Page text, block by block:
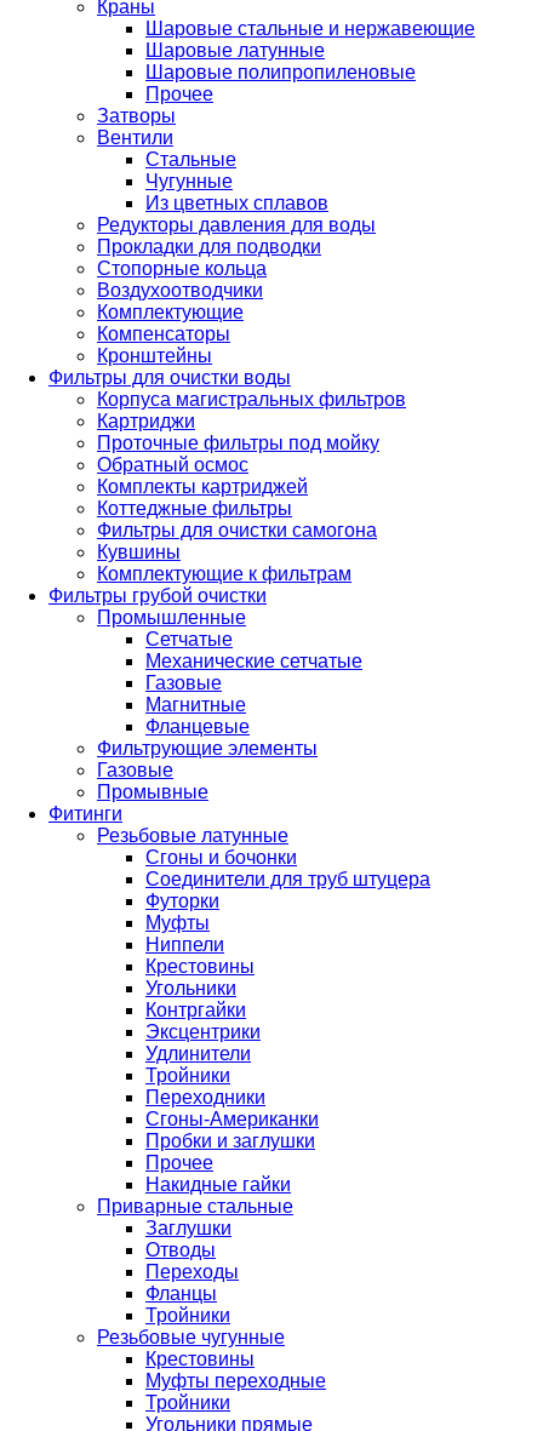
Краны
Шаровые стальные и нержавеющие
Шаровые латунные
Шаровые полипропиленовые
Прочее
Затворы
Вентили
Стальные
Чугунные
Из цветных сплавов
Редукторы давления для воды
Прокладки для подводки
Стопорные кольца
Воздухоотводчики
Комплектующие
Компенсаторы
Кронштейны
Фильтры для очистки воды
Корпуса магистральных фильтров
Картриджи
Проточные фильтры под мойку
Обратный осмос
Комплекты картриджей
Коттеджные фильтры
Фильтры для очистки самогона
Кувшины
Комплектующие к фильтрам
Фильтры грубой очистки
Промышленные
Сетчатые
Механические сетчатые
Газовые
Магнитные
Фланцевые
Фильтрующие элементы
Газовые
Промывные
Фитинги
Резьбовые латунные
Сгоны и бочонки
Соединители для труб штуцера
Футорки
Муфты
Ниппели
Крестовины
Угольники
Контргайки
Эксцентрики
Удлинители
Тройники
Переходники
Сгоны-Американки
Пробки и заглушки
Прочее
Накидные гайки
Приварные стальные
Заглушки
Отводы
Переходы
Фланцы
Тройники
Резьбовые чугунные
Крестовины
Муфты переходные
Тройники
Угольники прямые